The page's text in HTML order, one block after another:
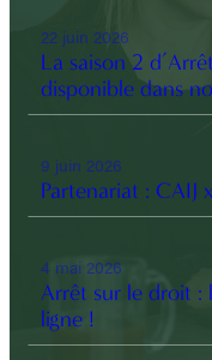
22 juin 2026
La saison 2
disponible dans
9 juin 2026
Partenariat : CAIJ
4 mai 2026
Arrêt sur le droit :
ligne !